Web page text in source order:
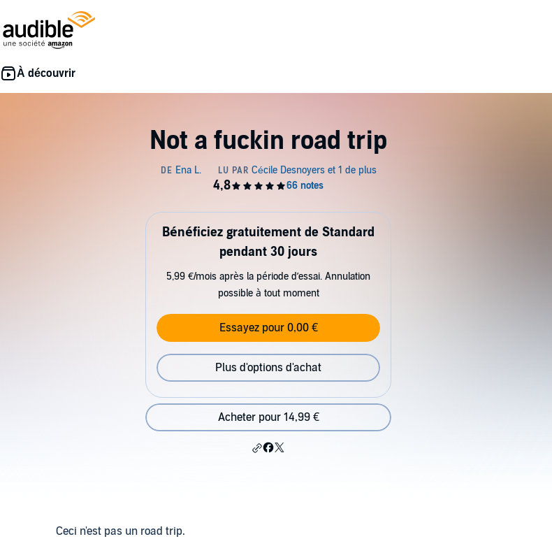
Not a fuckin road trip
Bénéficiez gratuitement de Standard
pendant 30 jours
5,99 €/mois après la période d’essai. Annulation
possible à tout moment
Essayez pour 0,00 €
Plus d'options d'achat
Acheter pour 14,99 €
Ceci n'est pas un road trip.